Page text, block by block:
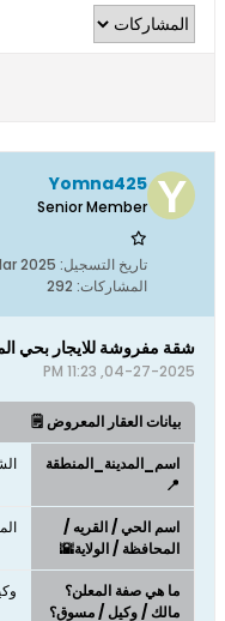
Yomna425
Senior Member
تاريخ التسجيل: 2025
المشاركات: 292
شقة مفروشة للايجار بحي
04-27-2025, 11:23 PM
بيانات العقار المعروض 🗒️
اسم_المدينة_المنطقة
📍
اسم الحي / القريه /
المحافظة / الولاية🌇
ما هي صفة المعلن؟
مالك / وكيل / مسوق؟